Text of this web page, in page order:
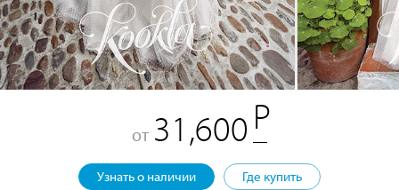
от 31,600
Узнать о наличии Где купить